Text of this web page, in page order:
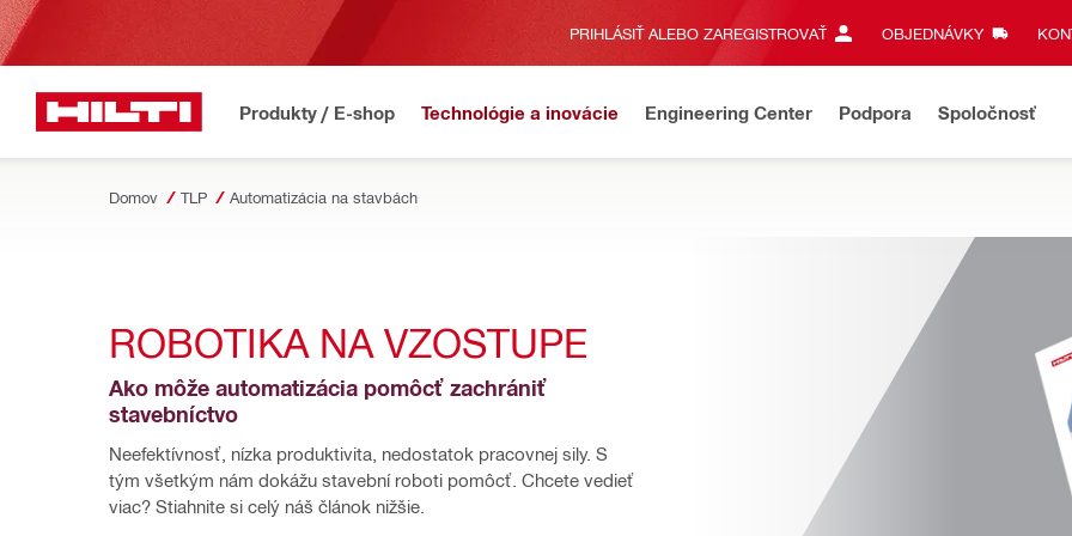
PRIHLÁSIŤ ALEBO ZAREGISTROVAŤ OBJEDNÁVKY
Produkty / E-shop Technológie a inovácie Engineering Center Podpora Spoločnosť
Domov TLP Automatizácia na stavbách
ROBOTIKA NA VZOSTUPE
Ako môže automatizácia pomôcť zachrániť
stavebníctvo
Neefektívnosť, nízka produktivita, nedostatok pracovnej sily. S
tým všetkým nám dokážu stavební roboti pomôcť. Chcete vedieť
viac? Stiahnite si celý náš článok nižšie.